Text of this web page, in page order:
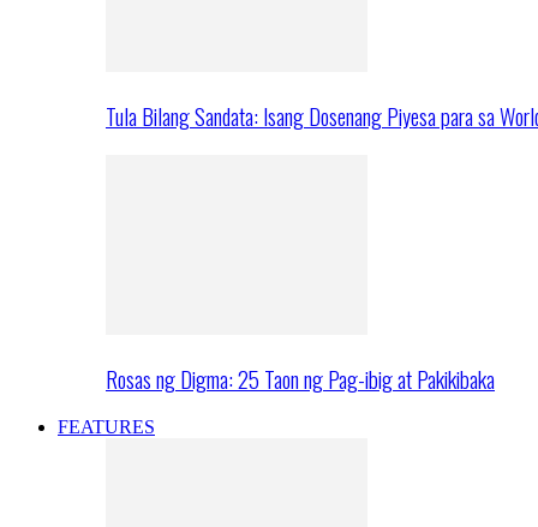
Tula Bilang Sandata: Isang Dosenang Piyesa para sa
Rosas ng Digma: 25 Taon ng Pag-ibig at Pakikibaka
FEATURES